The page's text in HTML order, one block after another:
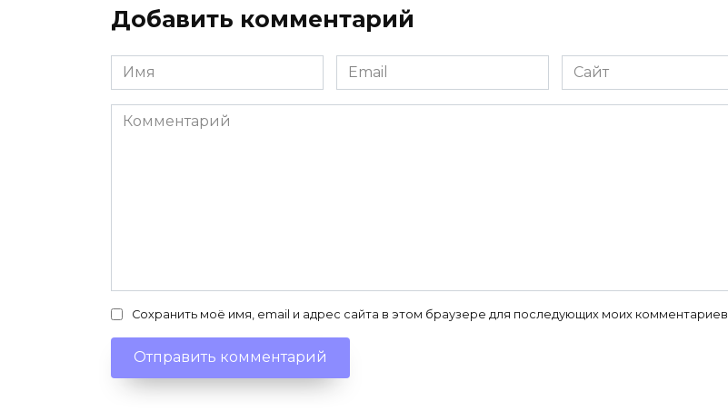
Добавить комментарий
Имя
*
Email
*
Сайт
Комментарий
Сохранить моё имя, email и адрес сайта в этом браузере для последующих моих комментариев.